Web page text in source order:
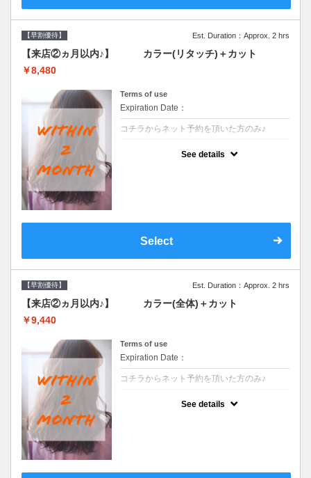
【早割優待】 Est. Duration：Approx. 2 hrs
【来店②ヵ月以内♪】 カラー(リタッチ)＋カット
￥8,480
Terms of use
Expiration Date：
コチラからネット予約を頂いた方のみ♪
See details
Select
【早割優待】 Est. Duration：Approx. 2 hrs
【来店②ヵ月以内♪】 カラー(全体)＋カット
￥9,440
Terms of use
Expiration Date：
コチラからネット予約を頂いた方のみ♪
See details